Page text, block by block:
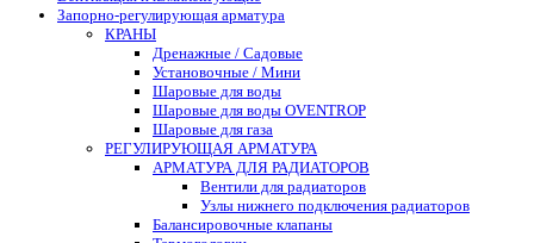
Запорно-регулирующая арматура
КРАНЫ
Дренажные / Садовые
Установочные / Мини
Шаровые для воды
Шаровые для воды OVENTROP
Шаровые для газа
РЕГУЛИРУЮЩАЯ АРМАТУРА
АРМАТУРА ДЛЯ РАДИАТОРОВ
Вентили для радиаторов
Узлы нижнего подключения радиаторов
Балансировочные клапаны